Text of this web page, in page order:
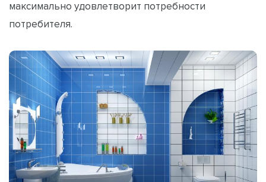
максимально удовлетворит потребности
потребителя.